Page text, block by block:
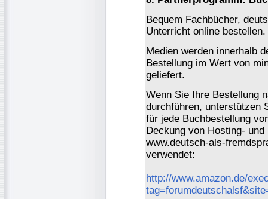
Bequem Fachbücher,
Unterricht online bestellen.
Medien werden innerhalb
Bestellung im Wert von
geliefert.
Wenn Sie Ihre Bestellung
durchführen, unterstützen
für jede Buchbestellung
Deckung von Hosting-
www.deutsch-als-
verwendet:
http://www.amazon.de/